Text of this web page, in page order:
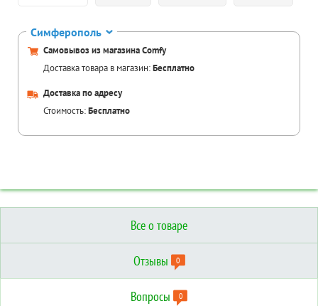
Симферополь
Самовывоз из магазина Comfy
Доставка товара в магазин:Бесплатно
Доставка по адресу
Стоимость:Бесплатно
Все о товаре
Отзывы 0
Вопросы 0